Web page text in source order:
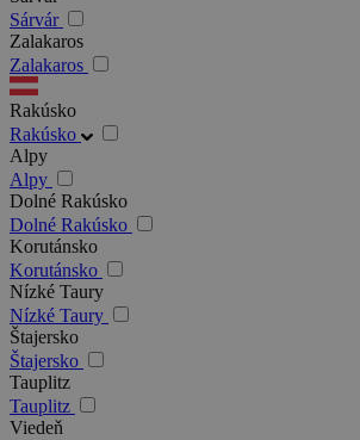
Sárvár
Zalakaros
Zalakaros
Rakúsko
Rakúsko
Alpy
Alpy
Dolné Rakúsko
Dolné Rakúsko
Korutánsko
Korutánsko
Nízké Taury
Nízké Taury
Štajersko
Štajersko
Tauplitz
Tauplitz
Viedeň